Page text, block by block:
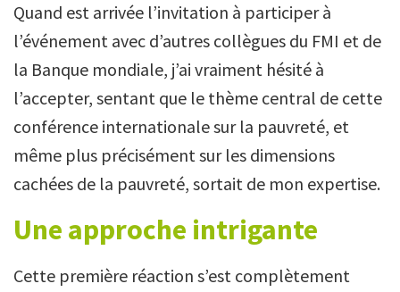
Quand est arrivée l’invitation à participer à
l’événement avec d’autres collègues du FMI et de
la Banque mondiale, j’ai vraiment hésité à
l’accepter, sentant que le thème central de cette
conférence internationale sur la pauvreté, et
même plus précisément sur les dimensions
cachées de la pauvreté, sortait de mon expertise.
Une approche intrigante
Cette première réaction s’est complètement